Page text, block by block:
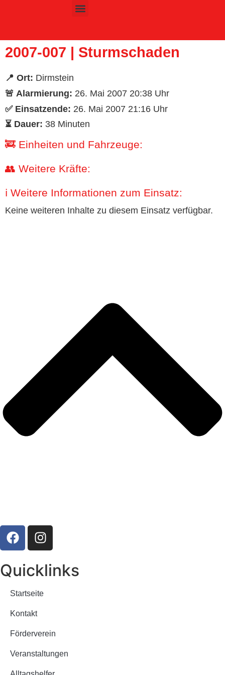
2007-007 | Sturmschaden
📍 Ort: Dirmstein
🚨 Alarmierung: 26. Mai 2007 20:38 Uhr
✅ Einsatzende: 26. Mai 2007 21:16 Uhr
⏳ Dauer: 38 Minuten
🚒 Einheiten und Fahrzeuge:
👥 Weitere Kräfte:
ℹ️ Weitere Informationen zum Einsatz:
Keine weiteren Inhalte zu diesem Einsatz verfügbar.
Quicklinks
Startseite
Kontakt
Förderverein
Veranstaltungen